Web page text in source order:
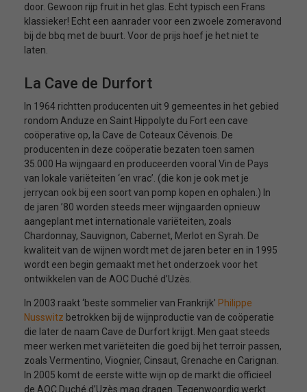
door. Gewoon rijp fruit in het glas. Echt typisch een Frans
klassieker! Echt een aanrader voor een zwoele zomeravond
bij de bbq met de buurt. Voor de prijs hoef je het niet te
laten.
La Cave de Durfort
In 1964 richtten producenten uit 9 gemeentes in het gebied
rondom Anduze en Saint Hippolyte du Fort een cave
coöperative op, la Cave de Coteaux Cévenois. De
producenten in deze coöperatie bezaten toen samen
35.000 Ha wijngaard en produceerden vooral Vin de Pays
van lokale variëteiten ‘en vrac’. (die kon je ook met je
jerrycan ook bij een soort van pomp kopen en ophalen.) In
de jaren ’80 worden steeds meer wijngaarden opnieuw
aangeplant met internationale variëteiten, zoals
Chardonnay, Sauvignon, Cabernet, Merlot en Syrah. De
kwaliteit van de wijnen wordt met de jaren beter en in 1995
wordt een begin gemaakt met het onderzoek voor het
ontwikkelen van de AOC Duché d’Uzès.
In 2003 raakt ‘beste sommelier van Frankrijk’ Philippe
Nusswitz betrokken bij de wijnproductie van de coöperatie
die later de naam Cave de Durfort krijgt. Men gaat steeds
meer werken met variëteiten die goed bij het terroir passen,
zoals Vermentino, Viognier, Cinsaut, Grenache en Carignan.
In 2005 komt de eerste witte wijn op de markt die officieel
de AOC Duché d’Uzès mag dragen. Tegenwoordig werkt